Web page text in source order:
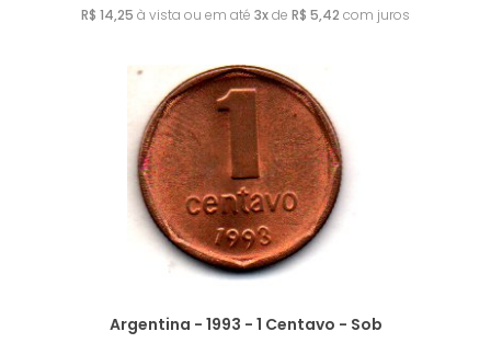
R$ 14,25 à vista ou em até 3xde R$ 5,42 com juros
Argentina - 1993 - 1 Centavo - Sob